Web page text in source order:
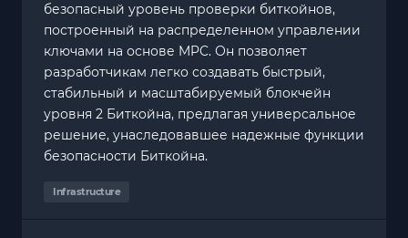
безопасный уровень проверки биткойнов,
построенный на распределенном управлении
ключами на основе MPC. Он позволяет
разработчикам легко создавать быстрый,
стабильный и масштабируемый блокчейн
уровня 2 Биткойна, предлагая универсальное
решение, унаследовавшее надежные функции
безопасности Биткойна.
Infrastructure